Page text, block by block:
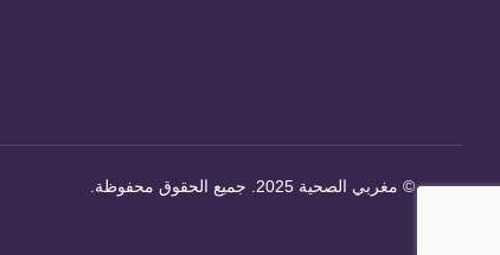
© مغربي الصحية 2025. جميع الحقوق محفوظة